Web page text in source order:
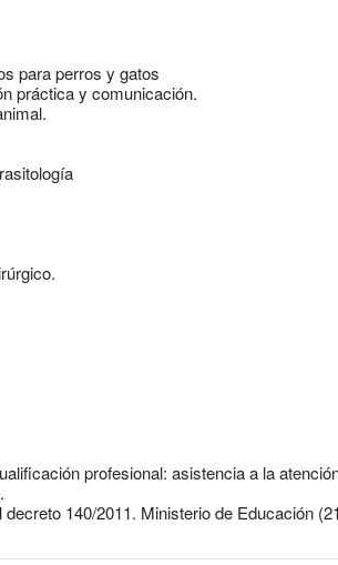
para perros y gatos
práctica y comunicación.
profesional: asistencia a la
140/2011. Ministerio de Educación